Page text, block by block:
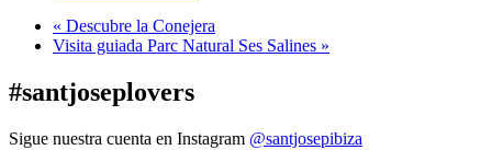
« Descubre la Conejera
Visita guiada Parc Natural Ses Salines »
#santjoseplovers
Sigue nuestra cuenta en Instagram @santjosepibiza